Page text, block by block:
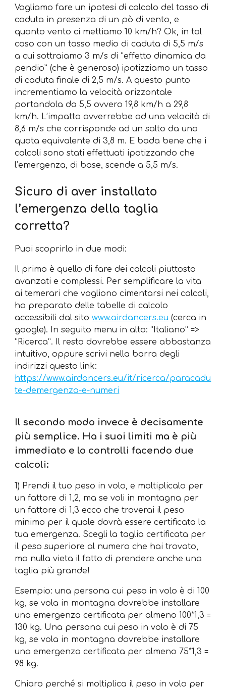
Vogliamo fare un ipotesi di calcolo del tasso di
caduta in presenza di un pò di vento, e
quanto vento ci mettiamo 10 km/h? Ok, in tal
caso con un tasso medio di caduta di 5,5 m/s
a cui sottraiamo 3 m/s di “effetto dinamica da
pendio” (che è generoso) ipotizziamo un tasso
di caduta finale di 2,5 m/s. A questo punto
incrementiamo la velocità orizzontale
portandola da 5,5 ovvero 19,8 km/h a 29,8
km/h. L’impatto avverrebbe ad una velocità di
8,6 m/s che corrisponde ad un salto da una
quota equivalente di 3,8 m. E bada bene che i
calcoli sono stati effettuati ipotizzando che
l’emergenza, di base, scende a 5,5 m/s.
Sicuro di aver installato
l’emergenza della taglia
corretta?
Puoi scoprirlo in due modi:
Il primo è quello di fare dei calcoli piuttosto
avanzati e complessi. Per semplificare la vita
ai temerari che vogliono cimentarsi nei calcoli,
ho preparato delle tabelle di calcolo
accessibili dal sitowww.airdancers.eu (cerca in
google). In seguito menu in alto: “Italiano” =>
“Ricerca”. Il resto dovrebbe essere abbastanza
intuitivo, oppure scrivi nella barra degli
indirizzi questo link:
https://www.airdancers.eu/it/ricerca/paracadu
te-demergenza-e-numeri
Il secondo modo invece è decisamente
più semplice. Ha i suoi limiti ma è più
immediato e lo controlli facendo due
calcoli:
1) Prendi il tuo peso in volo, e moltiplicalo per
un fattore di 1,2, ma se voli in montagna per
un fattore di 1,3 ecco che troverai il peso
minimo per il quale dovrà essere certificata la
tua emergenza. Scegli la taglia certificata per
il peso superiore al numero che hai trovato,
ma nulla vieta il fatto di prendere anche una
taglia più grande!
Esempio: una persona cui peso in volo è di 100
kg, se vola in montagna dovrebbe installare
una emergenza certificata per almeno 100*1,3 =
130 kg. Una persona cui peso in volo è di 75
kg, se vola in montagna dovrebbe installare
una emergenza certificata per almeno 75*1,3 =
98 kg.
Chiaro perché si moltiplica il peso in volo per